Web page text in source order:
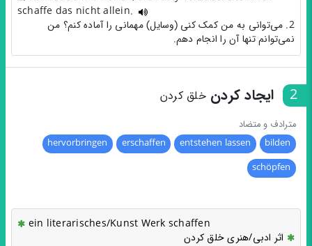
schaffe das nicht allein.
2. می‌توانی به من کمک کنی (وسایل) مهمانی را آماده کنم؟ من
نمی‌توانم تنها آن را انجام دهم.
2 ایجاد کردنخلق کردن
مترادف و متضاد
bilden
entstehen lassen
erschaffen
hervorbringen
schöpfen
ein literarisches/Kunst Werk schaffen
اثر ادبی/هنری خلق کردن